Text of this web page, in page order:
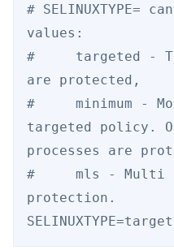
# SELINUXTYPE=
values:
#     targeted -
are protected,
#     minimum -
targeted policy.
processes are
#     mls - Multi
protection.